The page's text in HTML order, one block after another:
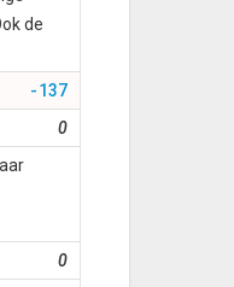
de
-137
0
0